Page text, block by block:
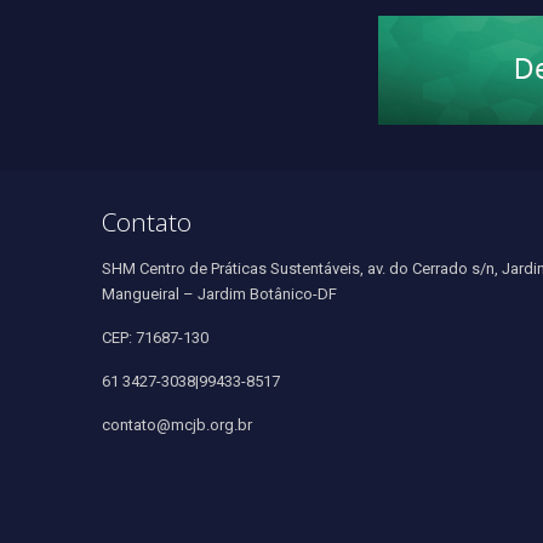
Contato
SHM Centro de Práticas Sustentáveis, av. do Cerrado s/n,
Mangueiral – Jardim Botânico-DF
CEP: 71687-130
61 3427-3038|99433-8517
contato@mcjb.org.br